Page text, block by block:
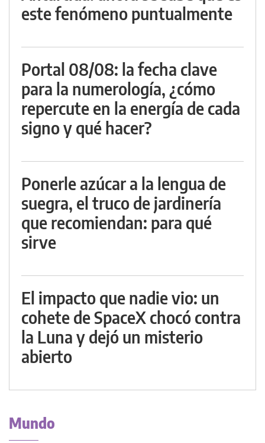
este fenómeno puntualmente
Portal 08/08: la fecha clave
para la numerología, ¿cómo
repercute en la energía de cada
signo y qué hacer?
Ponerle azúcar a la lengua de
suegra, el truco de jardinería
que recomiendan: para qué
sirve
El impacto que nadie vio: un
cohete de SpaceX chocó contra
la Luna y dejó un misterio
abierto
Mundo